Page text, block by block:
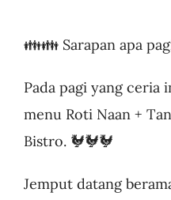
👪👪 Sarapan apa
Pada pagi yang ceria
menu Roti Naan +
Bistro. 🐓🐓🐓
Jemput datang